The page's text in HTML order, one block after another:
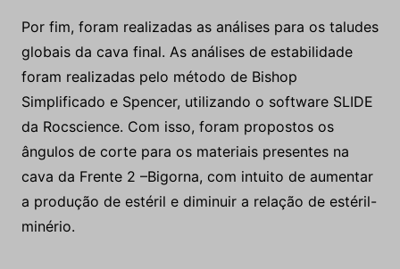
da Rocscience. Com isso, foram propostos os
ângulos de corte para os materiais presentes na
cava da Frente 2 –Bigorna, com intuito de aumentar
a produção de estéril e diminuir a relação de estéril-
minério.
1. INTRODUÇÃO